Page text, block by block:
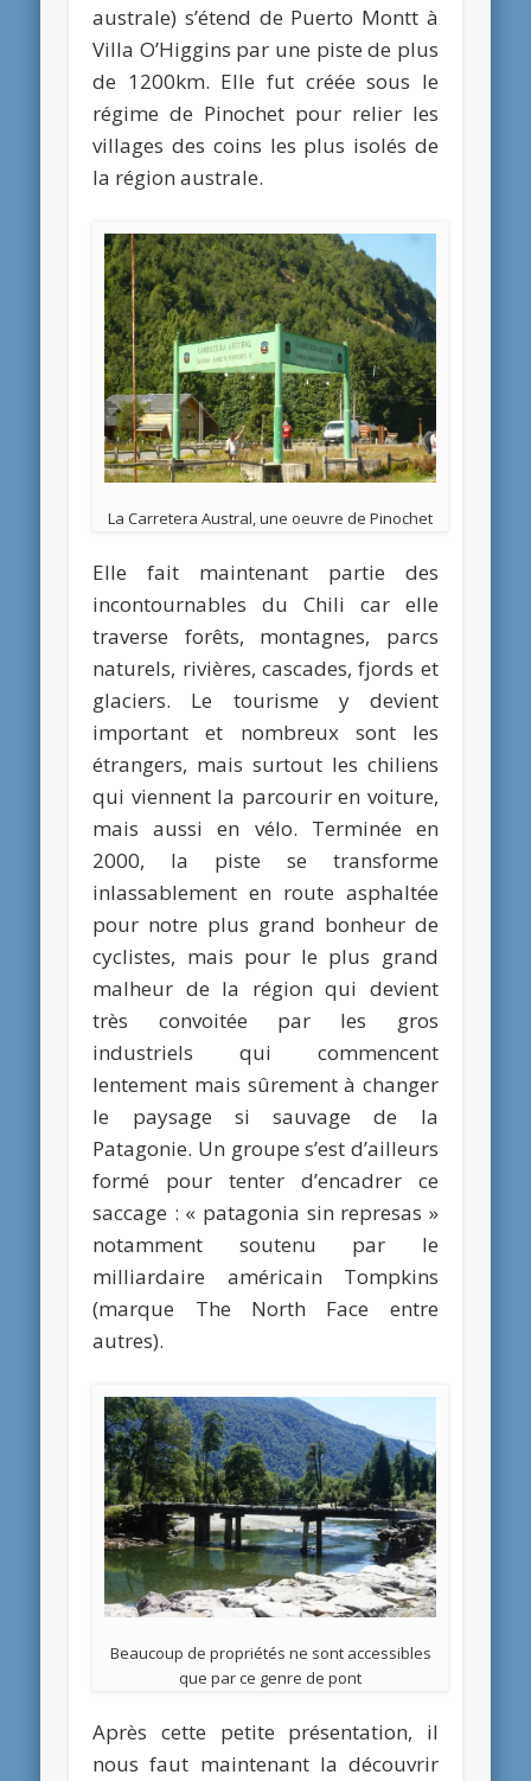
australe) s’étend de Puerto Montt à
Villa O’Higgins par une piste de plus
de 1200km. Elle fut créée sous le
régime de Pinochet pour relier les
villages des coins les plus isolés de
la région australe.
La Carretera Austral, une oeuvre de Pinochet
Elle fait maintenant partie des
incontournables du Chili car elle
traverse forêts, montagnes, parcs
naturels, rivières, cascades, fjords et
glaciers. Le tourisme y devient
important et nombreux sont les
étrangers, mais surtout les chiliens
qui viennent la parcourir en voiture,
mais aussi en vélo. Terminée en
2000, la piste se transforme
inlassablement en route asphaltée
pour notre plus grand bonheur de
cyclistes, mais pour le plus grand
malheur de la région qui devient
très convoitée par les gros
industriels qui commencent
lentement mais sûrement à changer
le paysage si sauvage de la
Patagonie. Un groupe s’est d’ailleurs
formé pour tenter d’encadrer ce
saccage : « patagonia sin represas »
notamment soutenu par le
milliardaire américain Tompkins
(marque The North Face entre
autres).
Beaucoup de propriétés ne sont accessibles
que par ce genre de pont
Après cette petite présentation, il
nous faut maintenant la découvrir